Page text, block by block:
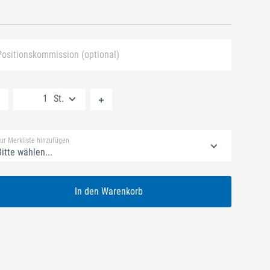
(optional)
St.
Merkliste hinzufügen
wählen...
In den Warenkorb